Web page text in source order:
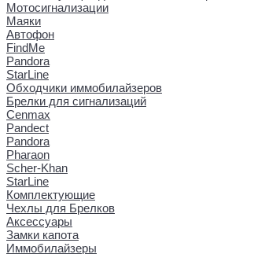
Мотосигнализации
Маяки
Автофон
FindMe
Pandora
StarLine
Обходчики иммобилайзеров
Брелки для сигнализаций
Cenmax
Pandect
Pandora
Pharaon
Scher-Khan
StarLine
Комплектующие
Чехлы для Брелков
Аксессуары
Замки капота
Иммобилайзеры